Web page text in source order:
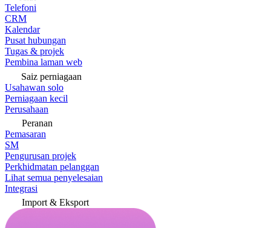
Telefoni
CRM
Kalendar
Pusat hubungan
Tugas & projek
Pembina laman web
Saiz perniagaan
Usahawan solo
Perniagaan kecil
Perusahaan
Peranan
Pemasaran
SM
Pengurusan projek
Perkhidmatan pelanggan
Lihat semua penyelesaian
Integrasi
Import & Eksport